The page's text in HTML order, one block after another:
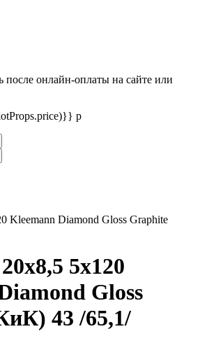
онлайн-оплаты на сайте или
p
Diamond Gloss Graphite
5x120
Gloss
43 /65,1/